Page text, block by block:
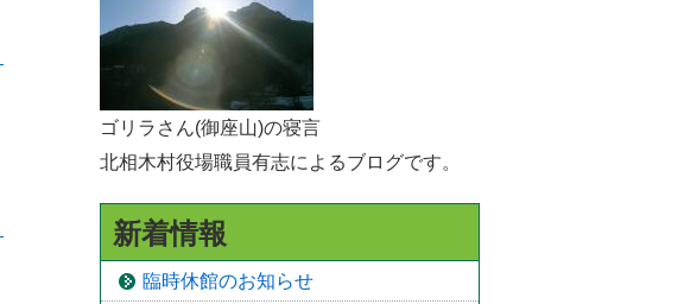
統計・人口
広報きたあいき
ゴリラさん(御座山)の寝言
北相木村役場職員有志によるブログです。
新着情報
臨時休館のお知らせ